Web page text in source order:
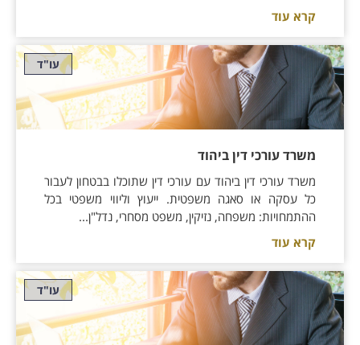
קרא עוד
עו"ד
משרד עורכי דין ביהוד
משרד עורכי דין ביהוד עם עורכי דין שתוכלו בבטחון לעבור
כל עסקה או סאגה משפטית. ייעוץ וליווי משפטי בכל
ההתמחויות: משפחה, נזיקין, משפט מסחרי, נדל"ן...
קרא עוד
עו"ד